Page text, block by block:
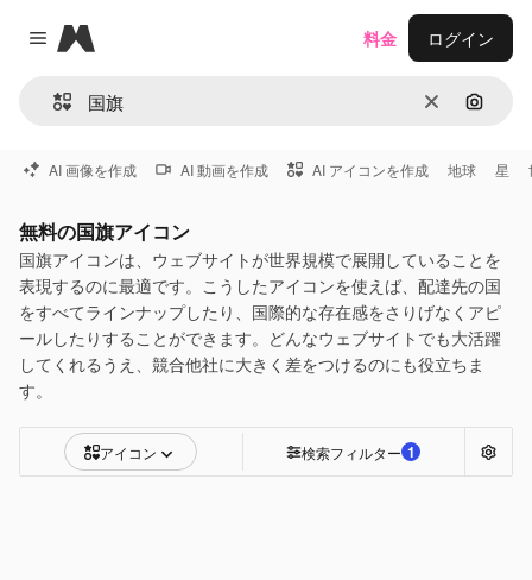
Close menu
Magnific
消去 画像で
料金 ログイン
AI 画像を作成 AI 動画を作成 AI アイコンを作成 地球 星
無料の国旗アイコン
国旗アイコンは、ウェブサイトが世界規模で展開していることを
表現するのに最適です。こうしたアイコンを使えば、配達先の国
をすべてラインナップしたり、国際的な存在感をさりげなくアピ
ールしたりすることができます。どんなウェブサイトでも大活躍
してくれるうえ、競合他社に大きく差をつけるのにも役立ちま
す。
アイコン 検索フィルター 1